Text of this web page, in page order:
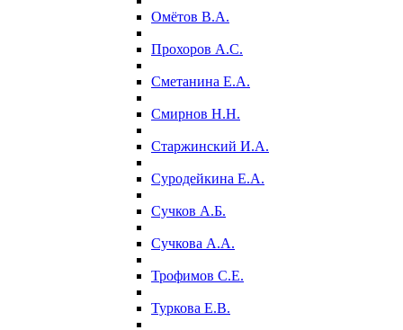
Омётов В.А.
Прохоров А.С.
Сметанина Е.А.
Смирнов Н.Н.
Старжинский И.А.
Суродейкина Е.А.
Сучков А.Б.
Сучкова А.А.
Трофимов С.Е.
Туркова Е.В.